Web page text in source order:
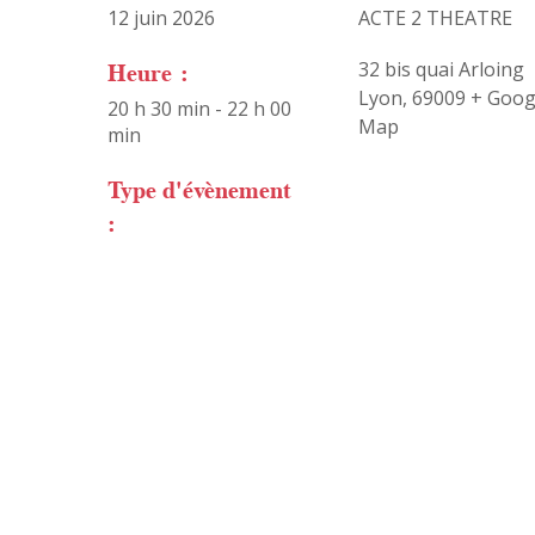
12 juin 2026
Heure :
20 h 30 min - 22 h 00
min
Type d'évènement
:
ACTE 2 THEATRE
32 bis quai Arloing
Lyon, 69009 +
Map